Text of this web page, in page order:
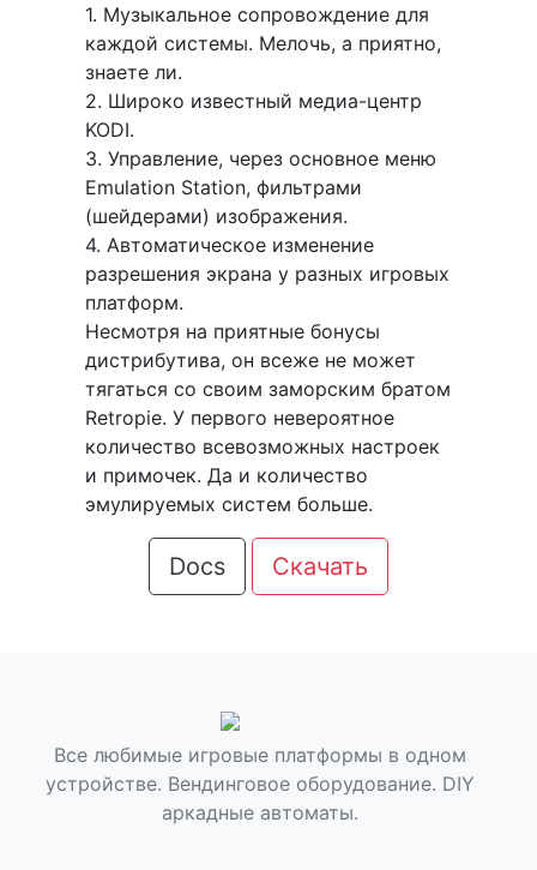
1. Музыкальное сопровождение для
каждой системы. Мелочь, а приятно,
знаете ли.
2. Широко известный медиа-центр
KODI.
3. Управление, через основное меню
Emulation Station, фильтрами
(шейдерами) изображения.
4. Автоматическое изменение
разрешения экрана у разных игровых
платформ.
Несмотря на приятные бонусы
дистрибутива, он всеже не может
тягаться со своим заморским братом
Retropie. У первого невероятное
количество всевозможных настроек
и примочек. Да и количество
эмулируемых систем больше.
Docs Скачать
Все любимые игровые платформы в одном
устройстве. Вендинговое оборудование. DIY
аркадные автоматы.